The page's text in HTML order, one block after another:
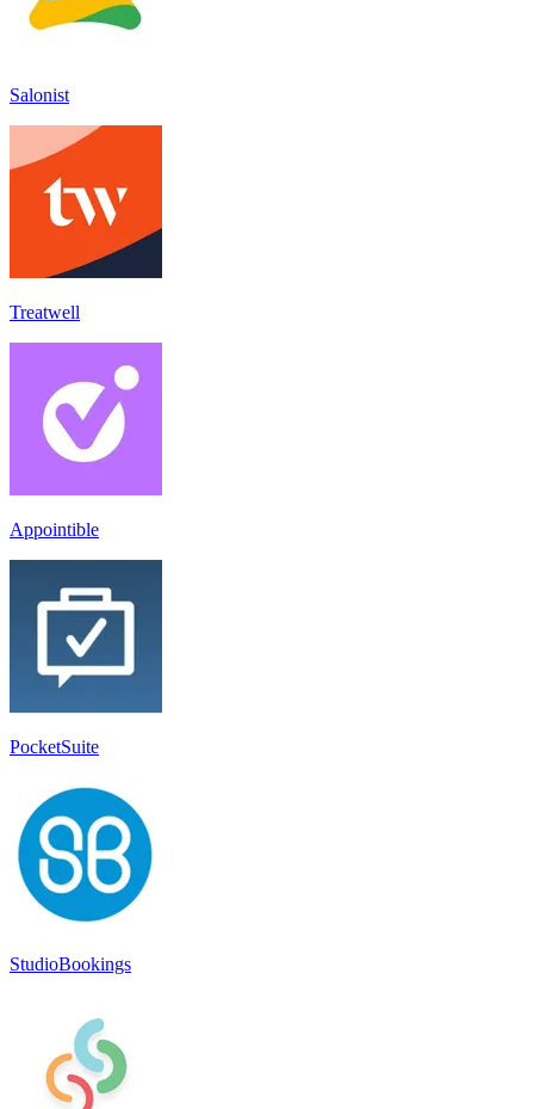
Salonist
Treatwell
Appointible
PocketSuite
StudioBookings